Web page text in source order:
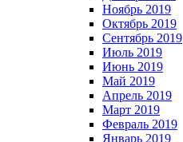
Ноябрь 2019
Октябрь 2019
Сентябрь 2019
Июль 2019
Июнь 2019
Май 2019
Апрель 2019
Март 2019
Февраль 2019
Январь 2019